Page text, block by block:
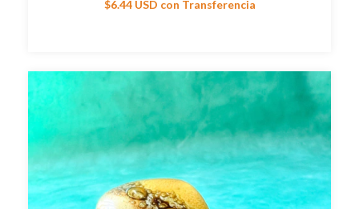
$6.44 USD con Transferencia